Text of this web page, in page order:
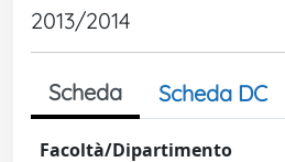
2013/2014
Scheda Scheda DC
Facoltà/Dipartimento